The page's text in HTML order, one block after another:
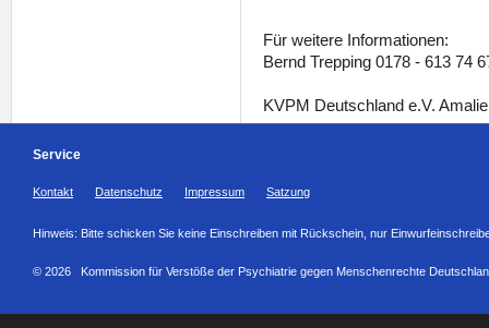
Für weitere Informationen:
Bernd Trepping 0178 - 613 74
KVPM Deutschland e.V.
Service
Kontakt Datenschutz Impressum Satzung
Hinweis: Bitte schicken Sie keine Einschreiben mit Rückschein, nur
© 2026 Kommission für Verstöße der Psychiatrie gegen Menschenrechte